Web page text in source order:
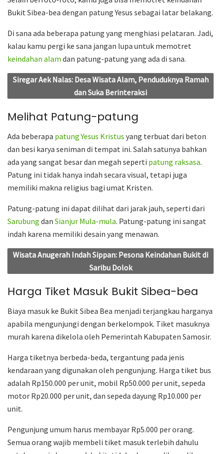
Bukit Sibea-bea dengan patung Yesus sebagai latar belakang.
Di sana ada beberapa patung yang menghiasi pelataran. Jadi,
kalau kamu pergi ke sana jangan lupa untuk memotret
keindahan alam dan patung-patung yang ada di sana.
Siregar Aek Nalas: Desa Wisata Alam, Penduduknya Ramah
dan Suka Berinteraksi
Melihat Patung-patung
Ada beberapa patung Yesus Kristus yang terbuat dari beton
dan besi karya seniman di tempat ini. Salah satunya bahkan
ada yang sangat besar dan megah seperti patung raksasa.
Patung ini tidak hanya indah secara visual, tetapi juga
memiliki makna religius bagi umat Kristen.
Patung-patung ini dapat dilihat dari jarak jauh, seperti dari
Sarubung dan Sianjur Mula-mula. Patung-patung ini sangat
indah karena memiliki desain yang menawan.
Wisata Anugerah Indah Sippan: Pesona Keindahan Bukit di
Saribu Dolok
Harga Tiket Masuk Bukit Sibea-bea
Biaya masuk ke Bukit Sibea Bea menjadi terjangkau harganya
apabila mengunjungi dengan berkelompok. Tiket masuknya
murah karena dikelola oleh Pemerintah Kabupaten Samosir.
Harga tiketnya berbeda-beda, tergantung pada jenis
kendaraan yang digunakan oleh pengunjung. Harga tiket bus
adalah Rp150.000 per unit, mobil Rp50.000 per unit, sepeda
motor Rp20.000 per unit, dan sepeda dayung Rp10.000 per
unit.
Pengunjung umum harus membayar Rp5.000 per orang.
Semua orang wajib membeli tiket masuk terlebih dahulu